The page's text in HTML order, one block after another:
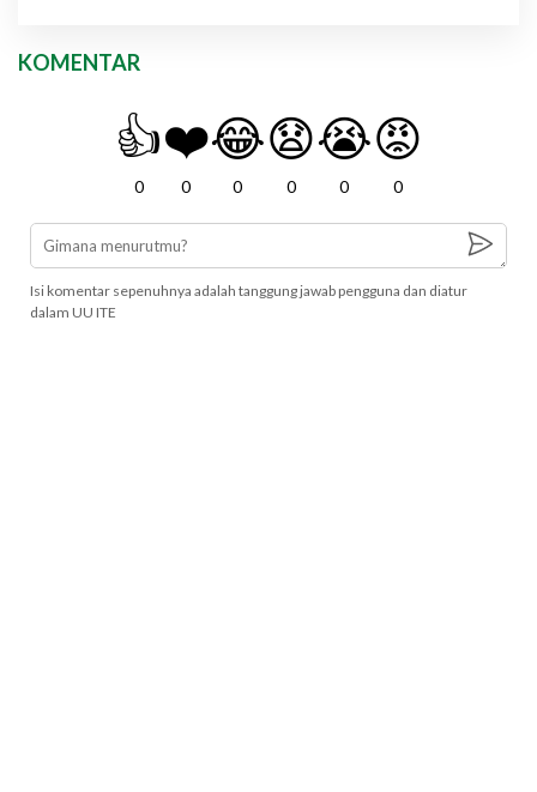
KOMENTAR
👍
0
❤️
0
😂
0
😧
0
😭
0
😡
0
Isi komentar sepenuhnya adalah tanggung jawab pengguna dan diatur
dalam UU ITE